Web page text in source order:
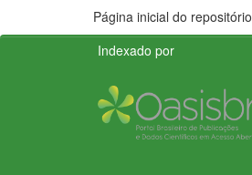
Página inicial do repositório
Indexado por